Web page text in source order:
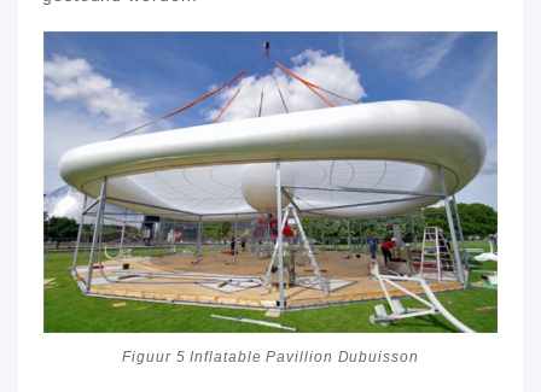
Figuur 5 Inflatable Pavillion Dubuisson